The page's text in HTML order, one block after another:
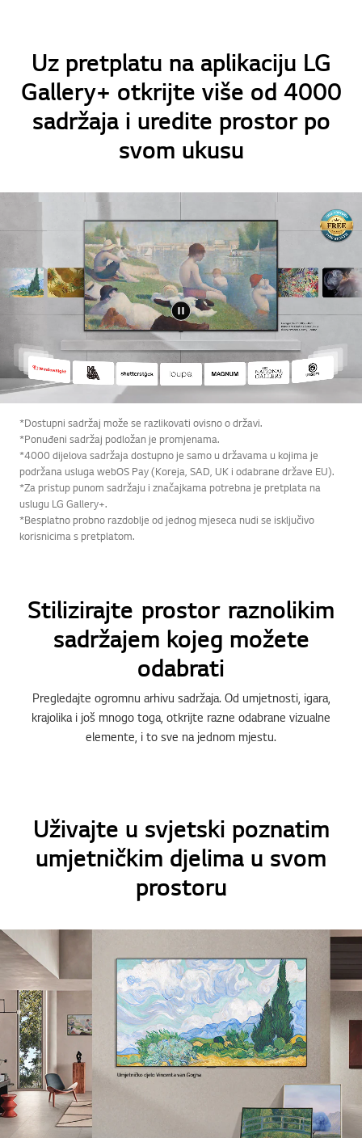
Uz pretplatu na aplikaciju LG
Gallery+ otkrijte više od 4000
sadržaja i uredite prostor po
svom ukusu
*Dostupni sadržaj može se razlikovati ovisno o državi.
*Ponuđeni sadržaj podložan je promjenama.
*4000 dijelova sadržaja dostupno je samo u državama u kojima je
podržana usluga webOS Pay (Koreja, SAD, UK i odabrane države EU).
*Za pristup punom sadržaju i značajkama potrebna je pretplata na
uslugu LG Gallery+.
*Besplatno probno razdoblje od jednog mjeseca nudi se isključivo
korisnicima s pretplatom.
Stilizirajte prostor raznolikim
sadržajem kojeg možete
odabrati
Pregledajte ogromnu arhivu sadržaja. Od umjetnosti, igara,
krajolika i još mnogo toga, otkrijte razne odabrane vizualne
elemente, i to sve na jednom mjestu.
Uživajte u svjetski poznatim
umjetničkim djelima u svom
prostoru